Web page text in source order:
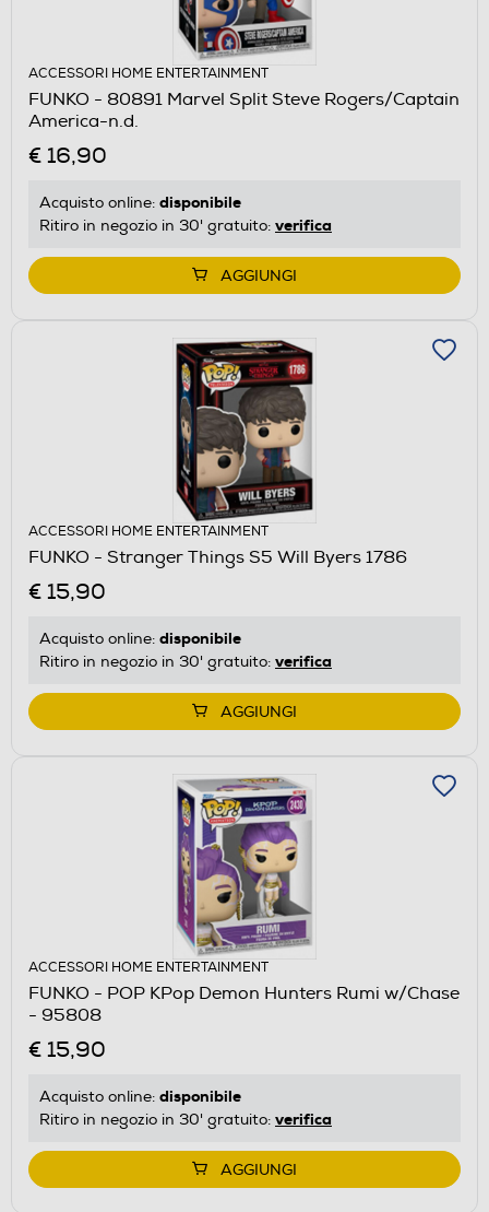
ACCESSORI HOME ENTERTAINMENT
FUNKO - 80891 Marvel Split Steve Rogers/Captain
America-n.d.
€ 16,90
Acquisto online: disponibile
Ritiro in negozio in 30' gratuito: verifica
AGGIUNGI
ACCESSORI HOME ENTERTAINMENT
FUNKO - Stranger Things S5 Will Byers 1786
€ 15,90
Acquisto online: disponibile
Ritiro in negozio in 30' gratuito: verifica
AGGIUNGI
ACCESSORI HOME ENTERTAINMENT
FUNKO - POP KPop Demon Hunters Rumi w/Chase
- 95808
€ 15,90
Acquisto online: disponibile
Ritiro in negozio in 30' gratuito: verifica
AGGIUNGI